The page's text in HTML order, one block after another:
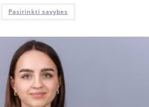
Pasirinkti savybes